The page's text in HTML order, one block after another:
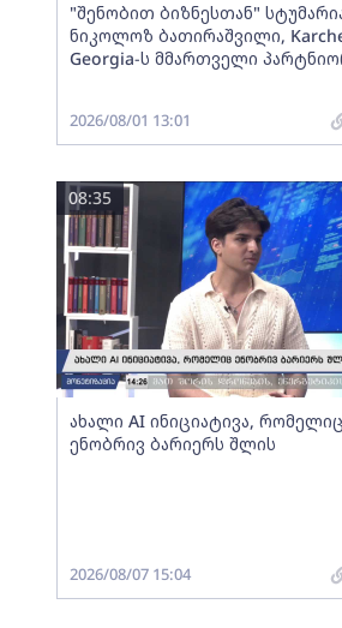
"შენობით ბიზნესთან"
ნიკოლოზ ბათირაშვილი,
Georgia-ს მმართველი
2026/08/01 13:01
ახალი AI ინიციატივა, რომელიც
ენობრივ ბარიერს შლის
08:35
2026/08/07 15:04